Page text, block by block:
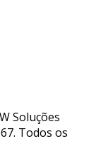
Soluções
Todos os